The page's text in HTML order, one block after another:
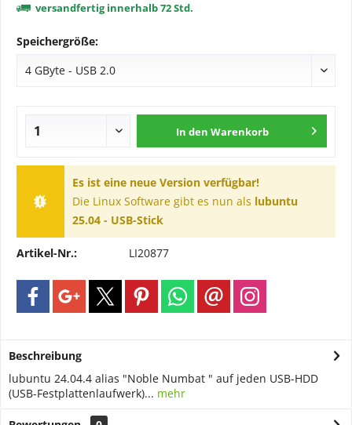
versandfertig innerhalb 72 Std.
Speichergröße:
In den Warenkorb
Es ist eine neue Version verfügbar!
Die Linux Software gibt es nun als lubuntu
25.04 - USB-Stick
Artikel-Nr.: LI20877
Beschreibung
lubuntu 24.04.4 alias "Noble Numbat " auf jeden USB-HDD
(USB-Festplattenlaufwerk)... mehr